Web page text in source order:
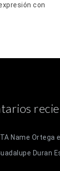
con
Name Ortega
Duran